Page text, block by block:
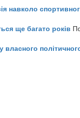
навколо
ще багато років